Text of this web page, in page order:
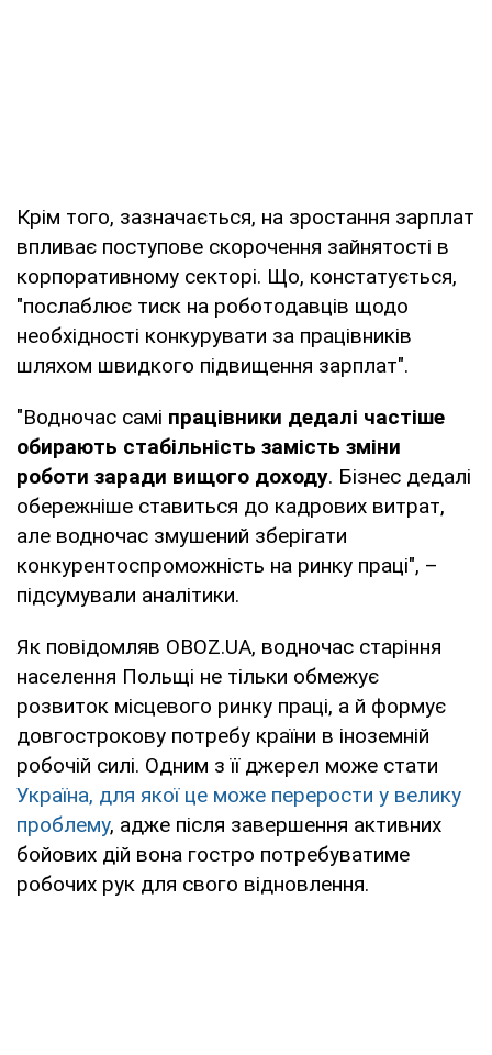
Крім того, зазначається, на зростання зарплат
впливає поступове скорочення зайнятості в
корпоративному секторі. Що, констатується,
"послаблює тиск на роботодавців щодо
необхідності конкурувати за працівників
шляхом швидкого підвищення зарплат".
"Водночас самі працівники дедалі частіше
обирають стабільність замість зміни
роботи заради вищого доходу. Бізнес дедалі
обережніше ставиться до кадрових витрат,
але водночас змушений зберігати
конкурентоспроможність на ринку праці", –
підсумували аналітики.
Як повідомляв OBOZ.UA, водночас старіння
населення Польщі не тільки обмежує
розвиток місцевого ринку праці, а й формує
довгострокову потребу країни в іноземній
робочій силі. Одним з її джерел може стати
Україна, для якої це може перерости у велику
проблему, адже після завершення активних
бойових дій вона гостро потребуватиме
робочих рук для свого відновлення.